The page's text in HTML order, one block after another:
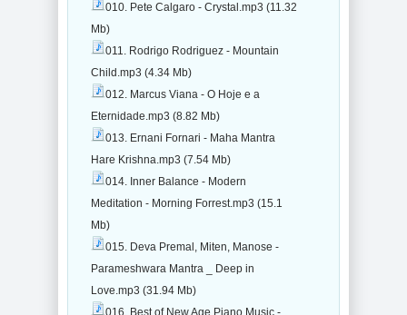
010. Pete Calgaro - Crystal.mp3 (11.32
Mb)
011. Rodrigo Rodriguez - Mountain
Child.mp3 (4.34 Mb)
012. Marcus Viana - O Hoje e a
Eternidade.mp3 (8.82 Mb)
013. Ernani Fornari - Maha Mantra
Hare Krishna.mp3 (7.54 Mb)
014. Inner Balance - Modern
Meditation - Morning Forrest.mp3 (15.1
Mb)
015. Deva Premal, Miten, Manose -
Parameshwara Mantra _ Deep in
Love.mp3 (31.94 Mb)
016. Best of New Age Piano Music -